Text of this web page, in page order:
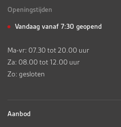
Openingstijden
Vandaag vanaf 7:30 geopend
Ma-vr: 07.30 tot 20.00 uur
Za: 08.00 tot 12.00 uur
Zo: gesloten
Aanbod